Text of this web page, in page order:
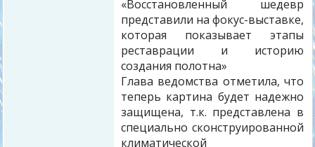
«Восстановленный шедевр
представили на фокус-выставке,
которая показывает этапы
реставрации и историю
создания полотна»
Глава ведомства отметила, что
теперь картина будет надежно
защищена, т.к. представлена в
специально сконструированной
климатической